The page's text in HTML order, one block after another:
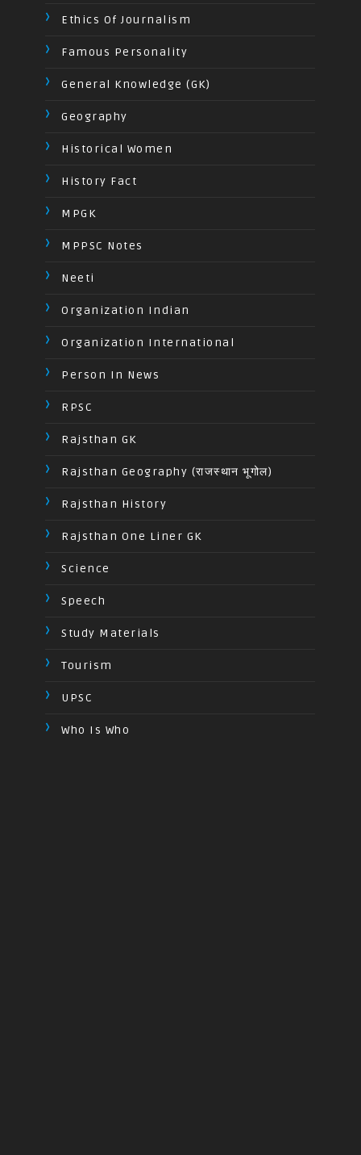
Ethics Of Journalism
Famous Personality
General Knowledge (GK)
Geography
Historical Women
History Fact
MPGK
MPPSC Notes
Neeti
Organization Indian
Organization International
Person In News
RPSC
Rajsthan GK
Rajsthan Geography (राजस्थान भूगोल)
Rajsthan History
Rajsthan One Liner GK
Science
Speech
Study Materials
Tourism
UPSC
Who Is Who